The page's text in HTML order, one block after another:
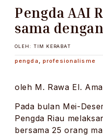
Pengda AAI
sama
OLEH: TIM KERABAT
pengda profesionalisme
oleh M. Rawa El.
Pada bulan Mei-
Pengda Riau
bersama 25 orang